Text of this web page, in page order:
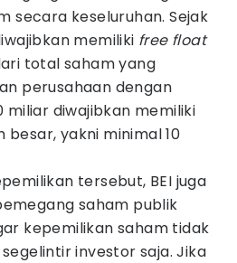
secara keseluruhan. Sejak
memiliki free float
total saham yang
perusahaan dengan
miliar diwajibkan memiliki
yakni minimal 10
tersebut, BEI juga
saham publik
kepemilikan saham tidak
investor saja. Jika